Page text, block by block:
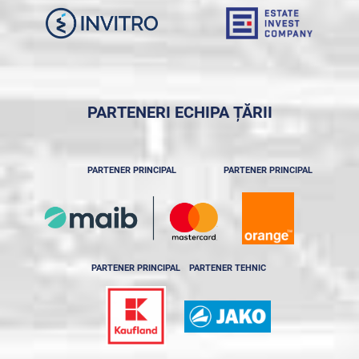
PARTENERI ECHIPA ȚĂRII
PARTENER PRINCIPAL PARTENER PRINCIPAL
PARTENER PRINCIPAL PARTENER TEHNIC